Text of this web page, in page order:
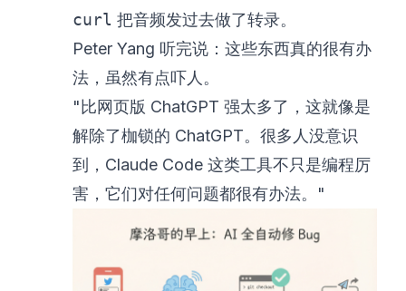
curl 把音频发过去做了转录。
Peter Yang 听完说：这些东西真的很有办
法，虽然有点吓人。
"比网页版 ChatGPT 强太多了，这就像是
解除了枷锁的 ChatGPT。很多人没意识
到，Claude Code 这类工具不只是编程厉
害，它们对任何问题都很有办法。"